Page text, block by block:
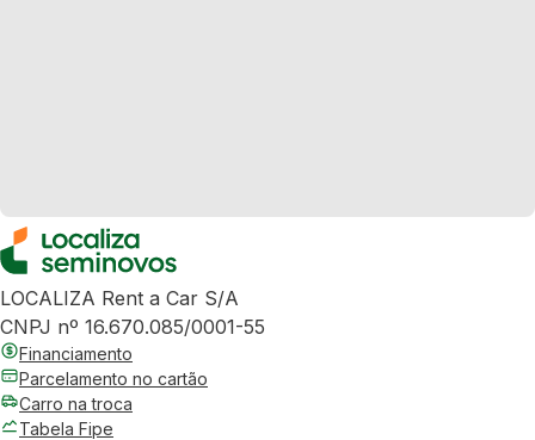
LOCALIZA Rent a Car S/A
CNPJ nº 16.670.085/0001-55
Financiamento
Parcelamento no cartão
Carro na troca
Tabela Fipe